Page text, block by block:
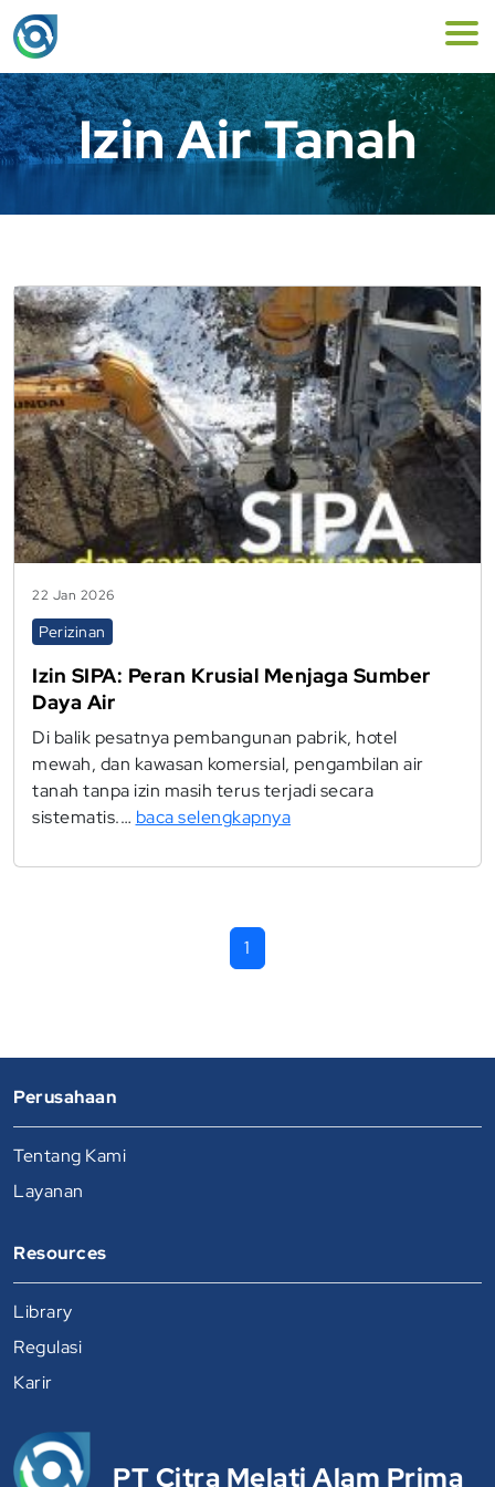
Izin Air Tanah
22 Jan 2026
Perizinan
Izin SIPA: Peran Krusial Menjaga Sumber
Daya Air
Di balik pesatnya pembangunan pabrik, hotel
mewah, dan kawasan komersial, pengambilan air
tanah tanpa izin masih terus terjadi secara
sistematis.… baca selengkapnya
1
PT Citra Melati Alam Prima
Perusahaan
Tentang Kami
Layanan
Resources
Library
Regulasi
Karir